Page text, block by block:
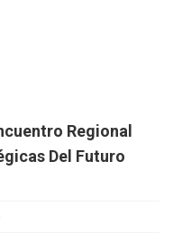
Regional
Del Futuro